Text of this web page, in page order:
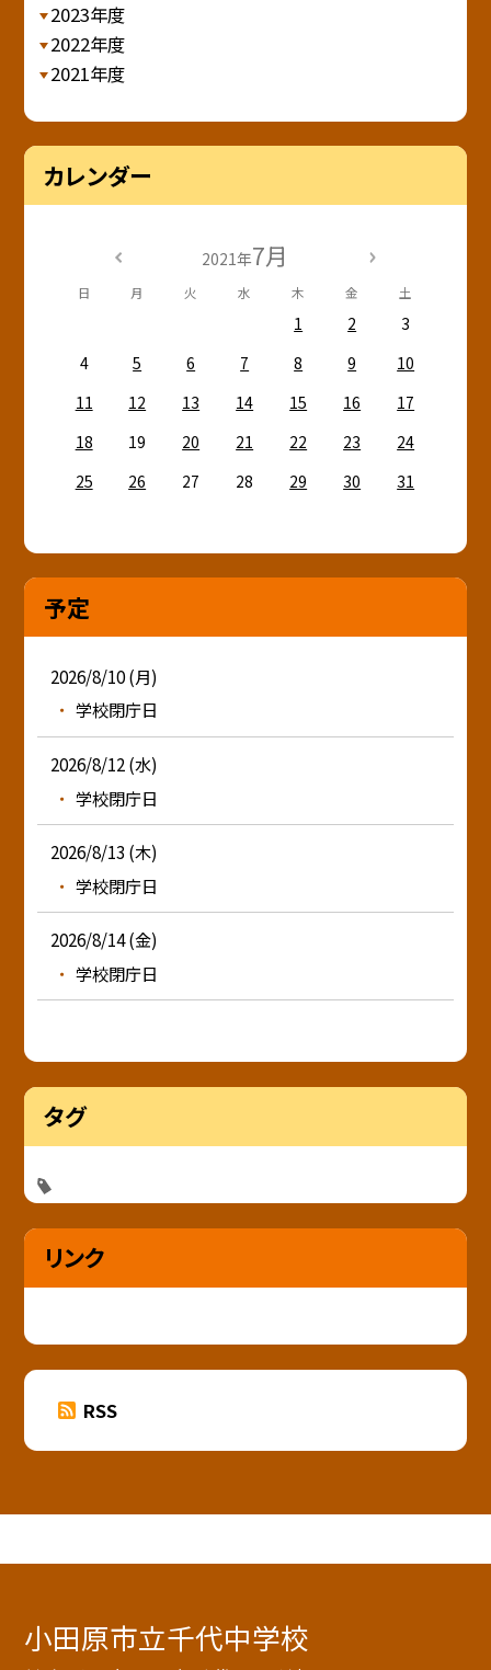
2023年度
2022年度
2021年度
カレンダー
2021年7月
日 月 火 水 木 金 土
1 2
3
4
5 6 7 8 9
10
11
12 13 14 15 16
17
18
19 20 21 22 23
24
25
26 27 28 29 30 31
予定
2026/8/10 (月)
学校閉庁日
2026/8/12 (水)
学校閉庁日
2026/8/13 (木)
学校閉庁日
2026/8/14 (金)
学校閉庁日
タグ
リンク
RSS
小田原市立千代中学校